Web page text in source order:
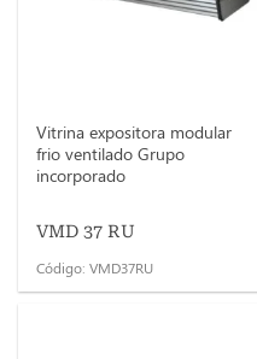
Vitrina expositora modular
frio ventilado Grupo
incorporado
VMD 37 RU
Código: VMD37RU